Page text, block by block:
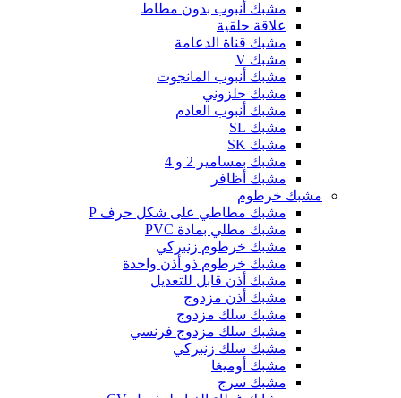
مشبك أنبوب بدون مطاط
علاقة حلقية
مشبك قناة الدعامة
مشبك V
مشبك أنبوب المانجوت
مشبك حلزوني
مشبك أنبوب العادم
مشبك SL
مشبك SK
مشبك بمسامير 2 و 4
مشبك أظافر
مشبك خرطوم
مشبك مطاطي على شكل حرف P
مشبك مطلي بمادة PVC
مشبك خرطوم زنبركي
مشبك خرطوم ذو أذن واحدة
مشبك أذن قابل للتعديل
مشبك أذن مزدوج
مشبك سلك مزدوج
مشبك سلك مزدوج فرنسي
مشبك سلك زنبركي
مشبك أوميغا
مشبك سرج